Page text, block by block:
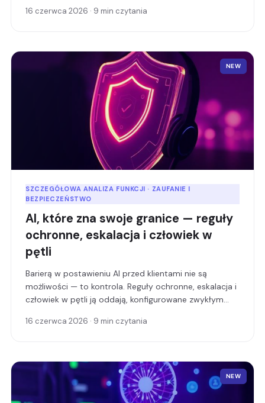
uwagi.
16 czerwca 2026 · 9 min czytania
NEW
SZCZEGÓŁOWA ANALIZA FUNKCJI · ZAUFANIE I
BEZPIECZEŃSTWO
AI, które zna swoje granice — reguły
ochronne, eskalacja i człowiek w
pętli
Barierą w postawieniu AI przed klientami nie są
możliwości — to kontrola. Reguły ochronne, eskalacja i
człowiek w pętli ją oddają, konfigurowane zwykłym
16 czerwca 2026 · 9 min czytania
NEW